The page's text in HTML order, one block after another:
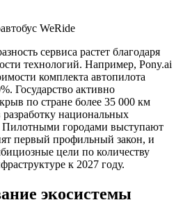
WeRide
сервиса растет благодаря
технологий. Например, Pony.ai
комплекта автопилота
Государство активно
по стране более 35 000 км
национальных
Пилотными городами выступают
первый профильный закон, и
цели по количеству
к 2027 году.
экосистемы